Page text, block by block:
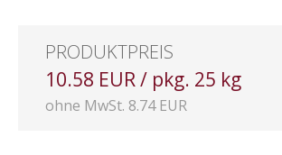
PRODUKTPREIS
10.58 EUR / pkg. 25 kg
ohne MwSt. 8.74 EUR